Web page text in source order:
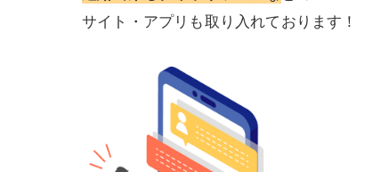
サイト・アプリも取り入れております！